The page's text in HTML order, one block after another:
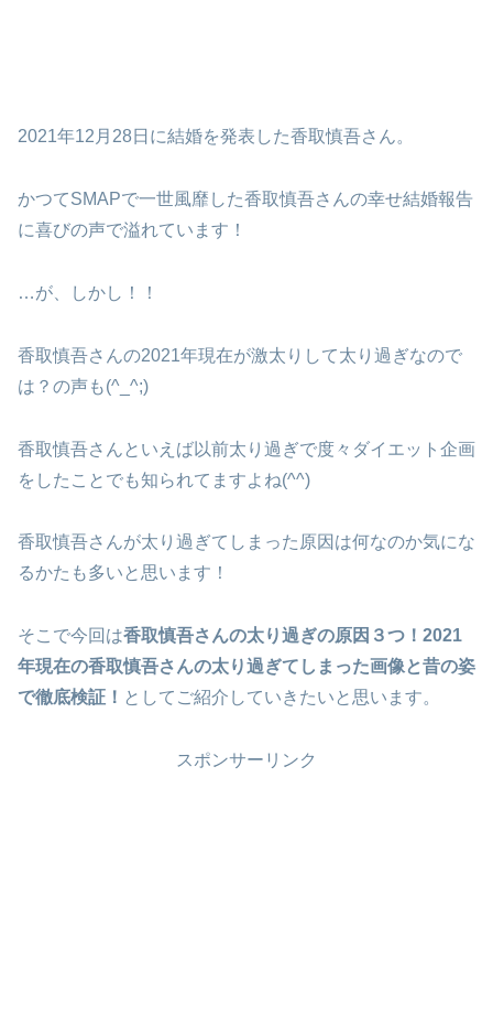
2021年12月28日に結婚を発表した香取慎吾さん。
かつてSMAPで一世風靡した香取慎吾さんの幸せ結婚報告
に喜びの声で溢れています！
…が、しかし！！
香取慎吾さんの2021年現在が激太りして太り過ぎなので
は？の声も(^_^;)
香取慎吾さんといえば以前太り過ぎで度々ダイエット企画
をしたことでも知られてますよね(^^)
香取慎吾さんが太り過ぎてしまった原因は何なのか気にな
るかたも多いと思います！
そこで今回は香取慎吾さんの太り過ぎの原因３つ！2021
年現在の香取慎吾さんの太り過ぎてしまった画像と昔の姿
で徹底検証！ としてご紹介していきたいと思います。
スポンサーリンク